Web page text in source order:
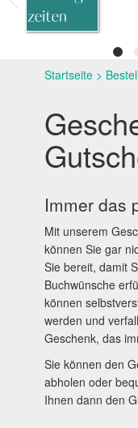
Startseite >
Immer das
Mit unserem
können Sie gar
Sie bereit, damit
Buchwünsche
können
werden und
Geschenk, das
Sie können den
abholen oder
Ihnen dann den